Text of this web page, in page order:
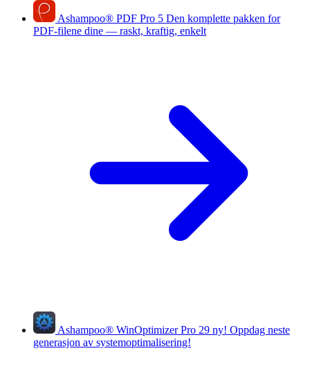
Ashampoo® PDF Pro 5 Den komplette pakken for
PDF-filene dine — raskt, kraftig, enkelt
Ashampoo® WinOptimizer Pro 29 ny! Oppdag neste
generasjon av systemoptimalisering!